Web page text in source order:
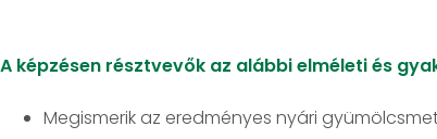
A képzésen résztvevők az alábbi elméleti és
Megismerik az eredményes nyári